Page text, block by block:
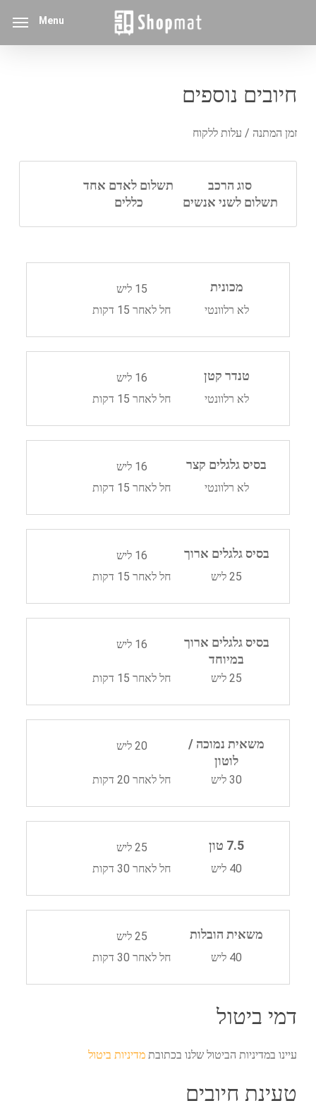
Menu
חיובים נוספים
זמן המתנה / עלות ללקוח
סוג הרכב
תשלום לאדם אחד
תשלום לשני אנשים
כללים
מכונית
15 ליש
לא רלוונטי
חל לאחר 15 דקות
טנדר קטן
16 ליש
לא רלוונטי
חל לאחר 15 דקות
בסיס גלגלים קצר
16 ליש
לא רלוונטי
חל לאחר 15 דקות
בסיס גלגלים ארוך
16 ליש
25 ליש
חל לאחר 15 דקות
בסיס גלגלים ארוך
במיוחד
16 ליש
25 ליש חל לאחר 15 דקות
משאית נמוכה /
לוטון
20 ליש
30 ליש חל לאחר 20 דקות
7.5 טון
25 ליש
40 ליש
חל לאחר 30 דקות
משאית הובלות
25 ליש
40 ליש
חל לאחר 30 דקות
דמי ביטול
עיינו במדיניות הביטול שלנו בכתובתמדיניות ביטול
טעינת חיובים